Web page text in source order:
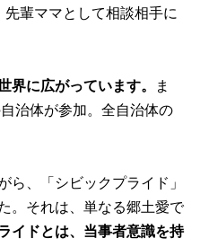
輩ママとして相談相手に
界に広がっています。
ま
治体が参加。全自治体の
ら、「シビックプライド」
。それは、単なる郷土愛で
イドとは、当事者意識を持